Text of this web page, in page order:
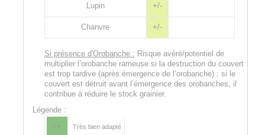
Lupin +/-
Chanvre +/-
Si présence d'Orobanche : Risque avéré/potentiel de
multiplier l’orobanche rameuse si la destruction du couvert
est trop tardive (après émergence de l’orobanche) ; si le
couvert est détruit avant l’émergence des orobanches, il
contribue à réduire le stock grainier.
Légende :
++
Très bien adapté